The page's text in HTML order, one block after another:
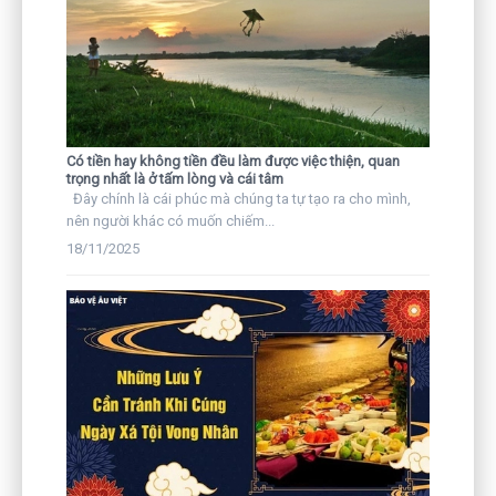
Có tiền hay không tiền đều làm được việc thiện, quan
trọng nhất là ở tấm lòng và cái tâm
Đây chính là cái phúc mà chúng ta tự tạo ra cho mình,
nên người khác có muốn chiếm...
18/11/2025